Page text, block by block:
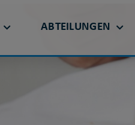
ABTEILUNGEN